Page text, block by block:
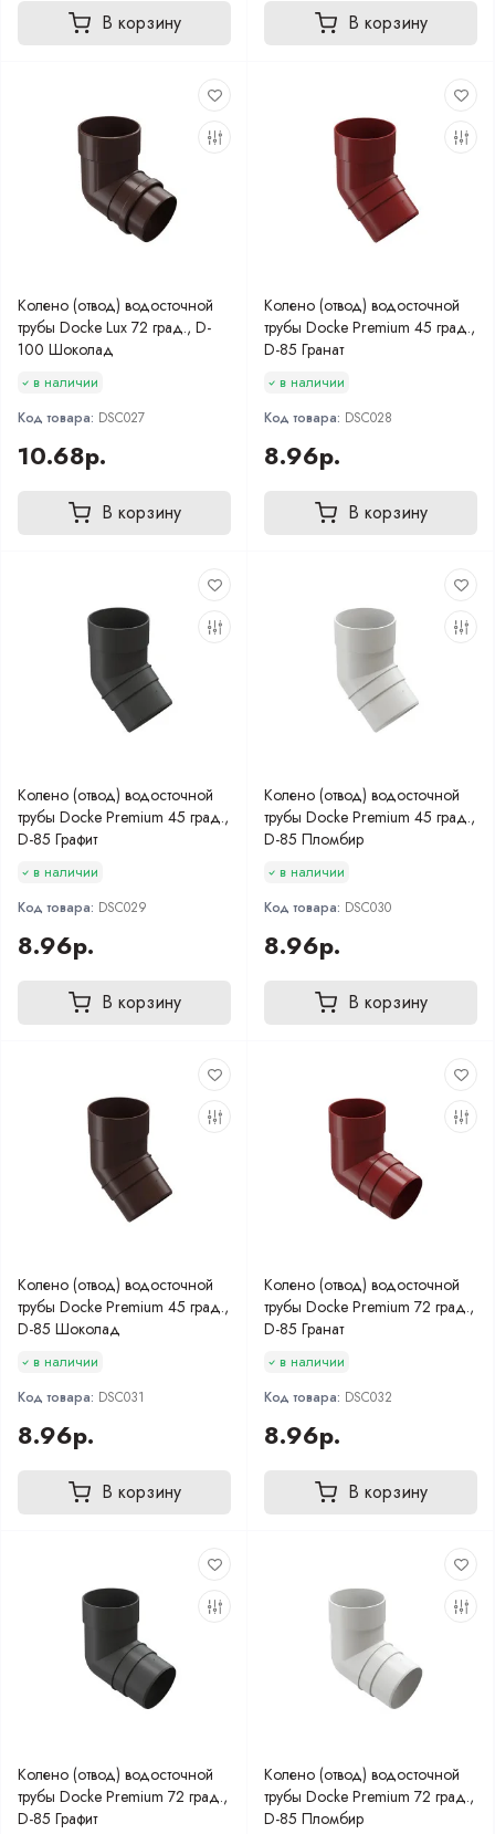
В корзину В корзину
Колено (отвод) водосточной
трубы Docke Lux 72 град., D-
100 Шоколад
в наличии
Код товара: DSC027
10.68р.
В корзину
Колено (отвод) водосточной
трубы Docke Premium 45 град.,
D-85 Гранат
в наличии
Код товара: DSC028
8.96р.
В корзину
Колено (отвод) водосточной
трубы Docke Premium 45 град.,
D-85 Графит
в наличии
Код товара: DSC029
8.96р.
В корзину
Колено (отвод) водосточной
трубы Docke Premium 45 град.,
D-85 Пломбир
в наличии
Код товара: DSC030
8.96р.
В корзину
Колено (отвод) водосточной
трубы Docke Premium 45 град.,
D-85 Шоколад
в наличии
Код товара: DSC031
8.96р.
В корзину
Колено (отвод) водосточной
трубы Docke Premium 72 град.,
D-85 Гранат
в наличии
Код товара: DSC032
8.96р.
В корзину
Колено (отвод) водосточной
трубы Docke Premium 72 град.,
D-85 Графит
Колено (отвод) водосточной
трубы Docke Premium 72 град.,
D-85 Пломбир